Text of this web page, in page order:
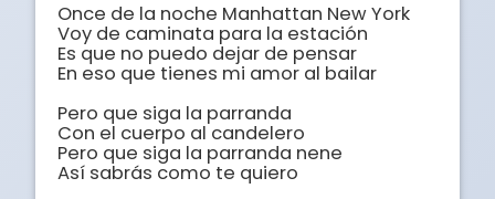
Once de la noche Manhattan New York
Voy de caminata para la estación
Es que no puedo dejar de pensar
En eso que tienes mi amor al bailar
Pero que siga la parranda
Con el cuerpo al candelero
Pero que siga la parranda nene
Así sabrás como te quiero